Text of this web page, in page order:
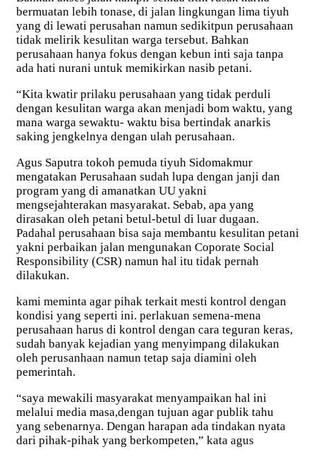
bermuatan lebih tonase, di jalan lingkungan lima tiyuh
yang di lewati perusahan namun sedikitpun perusahaan
tidak melirik kesulitan warga tersebut. Bahkan
perusahaan hanya fokus dengan kebun inti saja tanpa
ada hati nurani untuk memikirkan nasib petani.
“Kita kwatir prilaku perusahaan yang tidak perduli
dengan kesulitan warga akan menjadi bom waktu, yang
mana warga sewaktu- waktu bisa bertindak anarkis
saking jengkelnya dengan ulah perusahaan.
Agus Saputra tokoh pemuda tiyuh Sidomakmur
mengatakan Perusahaan sudah lupa dengan janji dan
program yang di amanatkan UU yakni
mengsejahterakan masyarakat. Sebab, apa yang
dirasakan oleh petani betul-betul di luar dugaan.
Padahal perusahaan bisa saja membantu kesulitan petani
yakni perbaikan jalan mengunakan Coporate Social
Responsibility (CSR) namun hal itu tidak pernah
dilakukan.
kami meminta agar pihak terkait mesti kontrol dengan
kondisi yang seperti ini. perlakuan semena-mena
perusahaan harus di kontrol dengan cara teguran keras,
sudah banyak kejadian yang menyimpang dilakukan
oleh perusanhaan namun tetap saja diamini oleh
pemerintah.
“saya mewakili masyarakat menyampaikan hal ini
melalui media masa,dengan tujuan agar publik tahu
yang sebenarnya. Dengan harapan ada tindakan nyata
dari pihak-pihak yang berkompeten,” kata agus